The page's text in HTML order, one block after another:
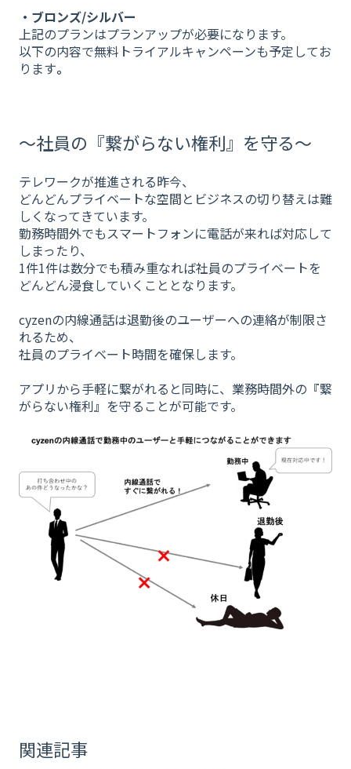
・ブロンズ/シルバー
上記のプランはプランアップが必要になります。
以下の内容で無料トライアルキャンペーンも予定してお
ります。
～社員の『繋がらない権利』を守る～
テレワークが推進される昨今、
どんどんプライベートな空間とビジネスの切り替えは難
しくなってきています。
勤務時間外でもスマートフォンに電話が来れば対応して
しまったり、
1件1件は数分でも積み重なれば社員のプライベートを
どんどん浸食していくこととなります。
cyzenの内線通話は退勤後のユーザーへの連絡が制限さ
れるため、
社員のプライベート時間を確保します。
アプリから手軽に繋がれると同時に、業務時間外の『繋
がらない権利』を守ることが可能です。
関連記事